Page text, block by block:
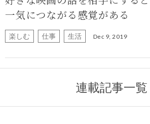
一気につながる感覚がある
楽しむ 仕事 生活 Dec 9, 2019
連載記事一覧